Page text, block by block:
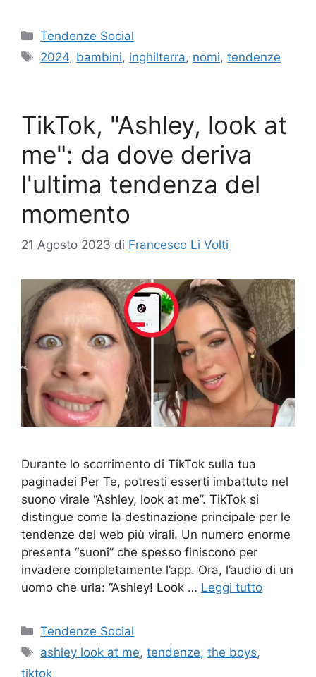
Categorie
Tendenze Social
Tag
2024, bambini, inghilterra, nomi,tendenze
TikTok, "Ashley, look at
me": da dove deriva
l'ultima tendenza del
momento
21 Agosto 2023 di Francesco Li Volti
Durante lo scorrimento di TikTok sulla tua
paginadei Per Te, potresti esserti imbattuto nel
suono virale “Ashley, look at me”. TikTok si
distingue come la destinazione principale per le
tendenze del web più virali. Un numero enorme
presenta “suoni” che spesso finiscono per
invadere completamente l’app. Ora, l’audio di un
uomo che urla: “Ashley! Look … Leggi tutto
Categorie
Tendenze Social
Tag
ashley look at me,tendenze,the boys,
tiktok